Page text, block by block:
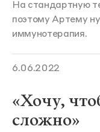
На стандартную
поэтому Артему
иммунотерапия.
6.06.2022
«Хочу,
сложно»